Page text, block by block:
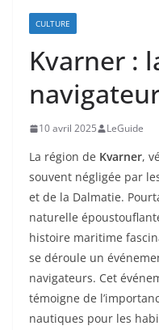
CULTURE
Kvarner :
10 avril 2025 LeGuide
La région de Kvarner,
souvent négligée par
et de la Dalmatie.
naturelle
histoire maritime
se déroule un
navigateurs. Cet
témoigne de
nautiques pour les